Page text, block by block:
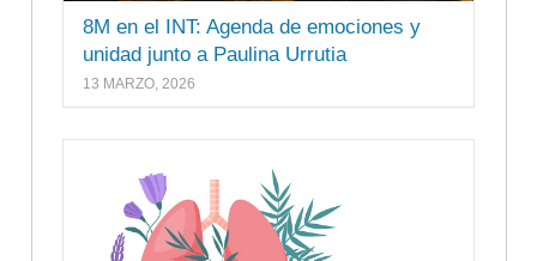
8M en el INT: Agenda de emociones y
unidad junto a Paulina Urrutia
13 MARZO, 2026